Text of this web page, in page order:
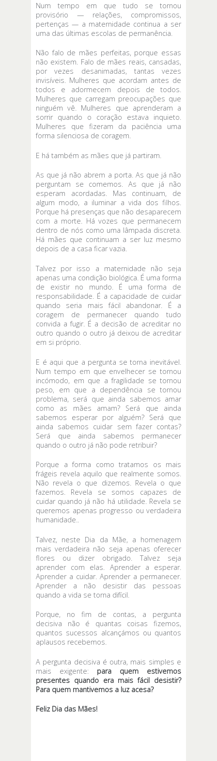
Num tempo em que tudo se tornou
provisório — relações, compromissos,
pertenças — a maternidade continua a ser
uma das últimas escolas de permanência.
Não falo de mães perfeitas, porque essas
não existem. Falo de mães reais, cansadas,
por vezes desanimadas, tantas vezes
invisíveis. Mulheres que acordam antes de
todos e adormecem depois de todos.
Mulheres que carregam preocupações que
ninguém vê. Mulheres que aprenderam a
sorrir quando o coração estava inquieto.
Mulheres que fizeram da paciência uma
forma silenciosa de coragem.
E há também as mães que já partiram.
As que já não abrem a porta. As que já não
perguntam se comemos. As que já não
esperam acordadas. Mas continuam, de
algum modo, a iluminar a vida dos filhos.
Porque há presenças que não desaparecem
com a morte. Há vozes que permanecem
dentro de nós como uma lâmpada discreta.
Há mães que continuam a ser luz mesmo
depois de a casa ficar vazia.
Talvez por isso a maternidade não seja
apenas uma condição biológica. É uma forma
de existir no mundo. É uma forma de
responsabilidade. É a capacidade de cuidar
quando seria mais fácil abandonar. É a
coragem de permanecer quando tudo
convida a fugir. É a decisão de acreditar no
outro quando o outro já deixou de acreditar
em si próprio.
E é aqui que a pergunta se torna inevitável.
Num tempo em que envelhecer se tornou
incómodo, em que a fragilidade se tornou
peso, em que a dependência se tornou
problema, será que ainda sabemos amar
como as mães amam? Será que ainda
sabemos esperar por alguém? Será que
ainda sabemos cuidar sem fazer contas?
Será que ainda sabemos permanecer
quando o outro já não pode retribuir?
Porque a forma como tratamos os mais
frágeis revela aquilo que realmente somos.
Não revela o que dizemos. Revela o que
fazemos. Revela se somos capazes de
cuidar quando já não há utilidade. Revela se
queremos apenas progresso ou verdadeira
humanidade..
Talvez, neste Dia da Mãe, a homenagem
mais verdadeira não seja apenas oferecer
flores ou dizer obrigado. Talvez seja
aprender com elas. Aprender a esperar.
Aprender a cuidar. Aprender a permanecer.
Aprender a não desistir das pessoas
quando a vida se torna difícil.
Porque, no fim de contas, a pergunta
decisiva não é quantas coisas fizemos,
quantos sucessos alcançámos ou quantos
aplausos recebemos.
A pergunta decisiva é outra, mais simples e
mais exigente: para quem estivemos
presentes quando era mais fácil desistir?
Para quem mantivemos a luz acesa?
Feliz Dia das Mães!